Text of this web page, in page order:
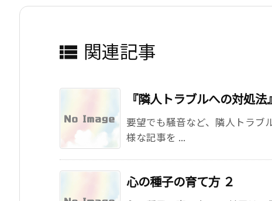
 関連記事
『隣人トラブルへの対処法』
要望でも騒音など、隣人トラブ
様な記事を ...
心の種子の育て方 ２